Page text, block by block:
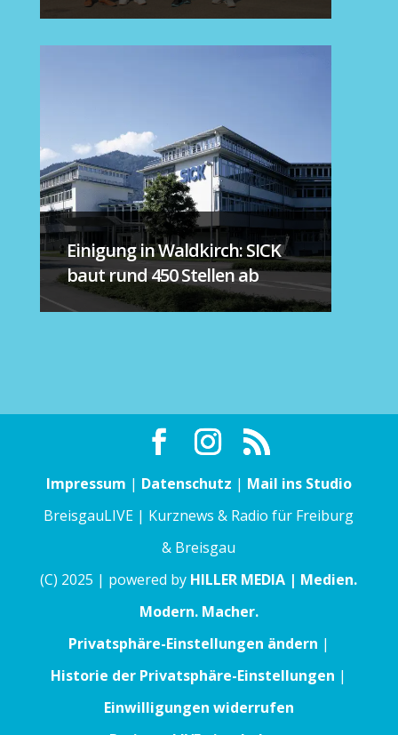
Einigung in Waldkirch: SICK
baut rund 450 Stellen ab
Impressum | Datenschutz | Mail ins Studio
BreisgauLIVE | Kurznews & Radio für Freiburg
& Breisgau
(C) 2025 | powered by HILLER MEDIA | Medien.
Modern. Macher.
Privatsphäre-Einstellungen ändern |
Historie der Privatsphäre-Einstellungen |
Einwilligungen widerrufen